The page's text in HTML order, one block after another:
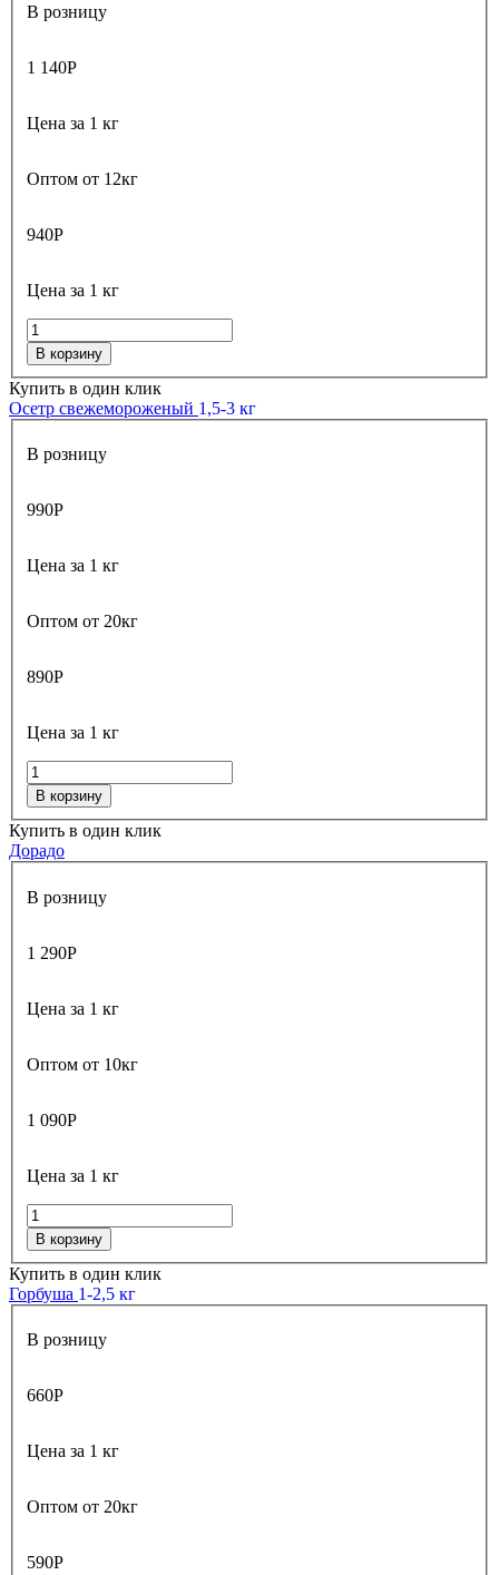
В розницу
1 140Р
Цена за 1 кг
Оптом от 12кг
940Р
Цена за 1 кг
В корзину
Купить в один клик
Осетр свежемороженый 1,5-3 кг
В розницу
990Р
Цена за 1 кг
Оптом от 20кг
890Р
Цена за 1 кг
В корзину
Купить в один клик
Дорадо
В розницу
1 290Р
Цена за 1 кг
Оптом от 10кг
1 090Р
Цена за 1 кг
В корзину
Купить в один клик
Горбуша 1-2,5 кг
В розницу
660Р
Цена за 1 кг
Оптом от 20кг
590Р